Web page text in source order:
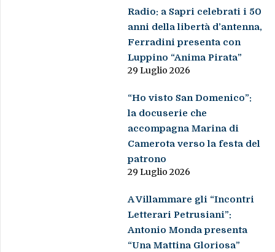
Radio: a Sapri celebrati i 50
anni della libertà d’antenna,
Ferradini presenta con
Luppino “Anima Pirata”
29 Luglio 2026
“Ho visto San Domenico”:
la docuserie che
accompagna Marina di
Camerota verso la festa del
patrono
29 Luglio 2026
A Villammare gli “Incontri
Letterari Petrusiani”:
Antonio Monda presenta
“Una Mattina Gloriosa”